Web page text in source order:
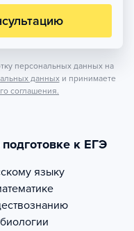
персональных данных на
данных и принимаете
соглашения.
к ЕГЭ
языку